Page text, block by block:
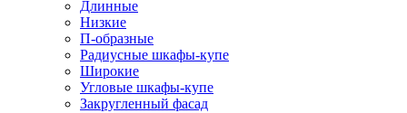
Длинные
Низкие
П-образные
Радиусные шкафы-купе
Широкие
Угловые шкафы-купе
Закругленный фасад